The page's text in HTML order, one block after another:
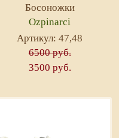
Босоножки
Ozpinarci
Артикул: 47,48
6500 руб.
3500 руб.